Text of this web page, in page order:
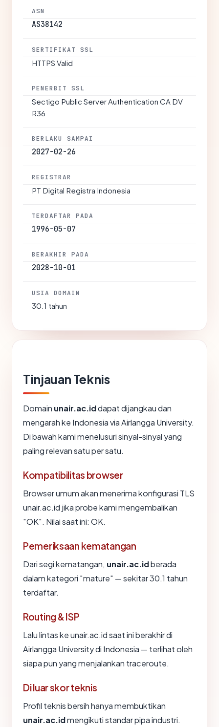
ASN
AS38142
SERTIFIKAT SSL
HTTPS Valid
PENERBIT SSL
Sectigo Public Server Authentication CA DV
R36
BERLAKU SAMPAI
2027-02-26
REGISTRAR
PT Digital Registra Indonesia
TERDAFTAR PADA
1996-05-07
BERAKHIR PADA
2028-10-01
USIA DOMAIN
30.1 tahun
Tinjauan Teknis
Domain unair.ac.iddapat dijangkau dan
mengarah ke Indonesia via Airlangga University.
Di bawah kami menelusuri sinyal-sinyal yang
paling relevan satu per satu.
Kompatibilitas browser
Browser umum akan menerima konfigurasi TLS
unair.ac.id jika probe kami mengembalikan
"OK". Nilai saat ini: OK.
Pemeriksaan kematangan
Dari segi kematangan, unair.ac.idberada
dalam kategori "mature" — sekitar 30.1 tahun
terdaftar.
Routing & ISP
Lalu lintas ke unair.ac.id saat ini berakhir di
Airlangga University di Indonesia — terlihat oleh
siapa pun yang menjalankan traceroute.
Di luar skor teknis
Profil teknis bersih hanya membuktikan
unair.ac.idmengikuti standar pipa industri.